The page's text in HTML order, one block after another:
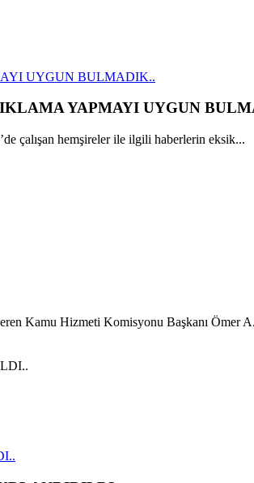
UYGUN BULMADIK..
YAPMAYI UYGUN
çalışan hemşireler ile ilgili haberlerin eksik...
Kamu Hizmeti Komisyonu Başkanı Ömer A.